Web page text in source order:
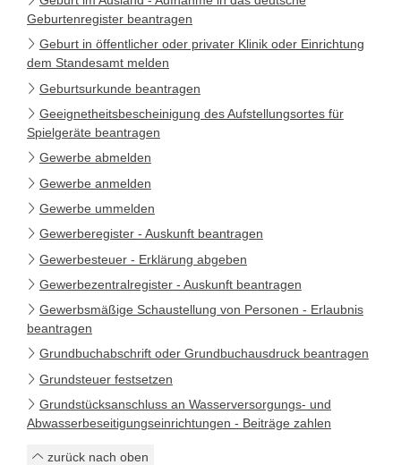
Geburtenregister beantragen
Geburt in öffentlicher oder privater Klinik oder Einrichtung
dem Standesamt melden
Geburtsurkunde beantragen
Geeignetheitsbescheinigung des Aufstellungsortes für
Spielgeräte beantragen
Gewerbe abmelden
Gewerbe anmelden
Gewerbe ummelden
Gewerberegister - Auskunft beantragen
Gewerbesteuer - Erklärung abgeben
Gewerbezentralregister - Auskunft beantragen
Gewerbsmäßige Schaustellung von Personen - Erlaubnis
beantragen
Grundbuchabschrift oder Grundbuchausdruck beantragen
Grundsteuer festsetzen
Grundstücksanschluss an Wasserversorgungs- und
Abwasserbeseitigungseinrichtungen - Beiträge zahlen
zurück nach oben